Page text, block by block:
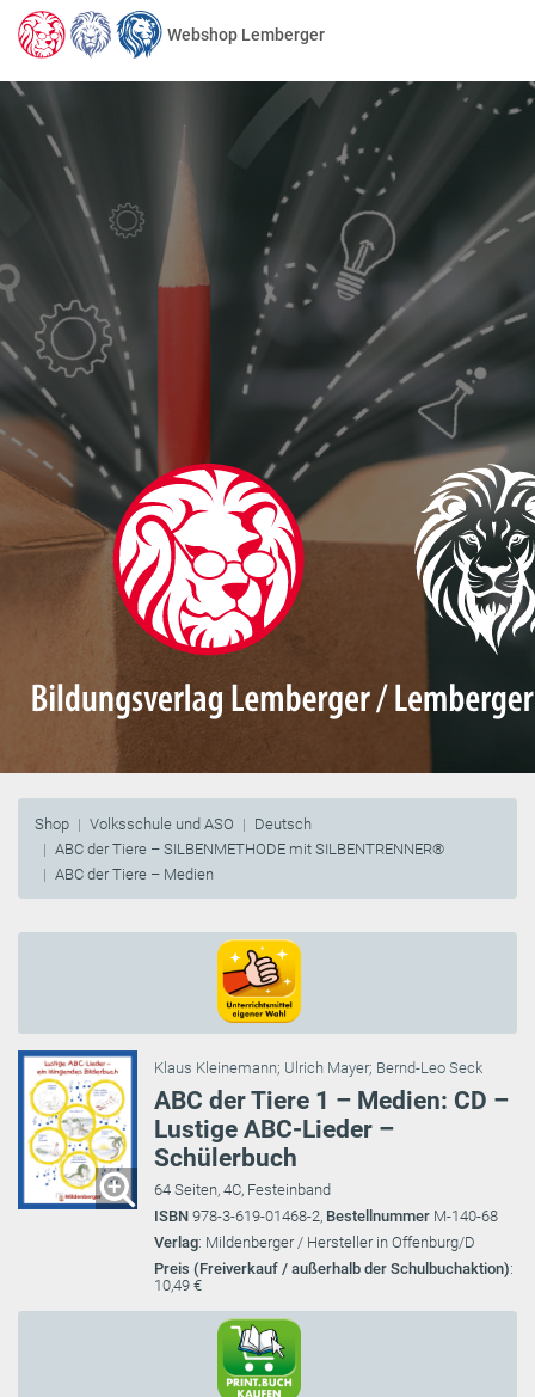
Webshop Lemberger
Shop Volksschule und ASO
Deutsch
ABC der Tiere – SILBENMETHODE mit SILBENTRENNER®
ABC der Tiere – Medien
Klaus Kleinemann; Ulrich Mayer; Bernd-Leo Seck
ABC der Tiere 1 – Medien: CD –
Lustige ABC-Lieder –
Schülerbuch
64 Seiten, 4C, Festeinband
ISBN 978-3-619-01468-2, Bestellnummer M-140-68
Verlag: Mildenberger / Hersteller in Offenburg/D
Preis (Freiverkauf / außerhalb der Schulbuchaktion):
10,49 €